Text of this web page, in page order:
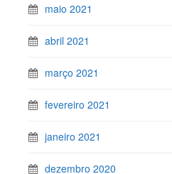
maio 2021
abril 2021
março 2021
fevereiro 2021
janeiro 2021
dezembro 2020